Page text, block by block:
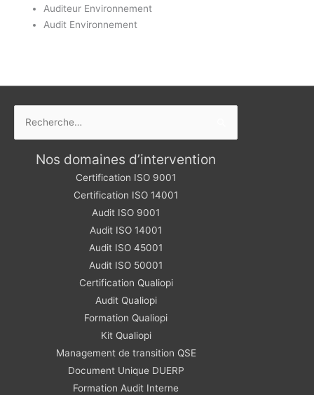
Auditeur Environnement
Audit Environnement
Nos domaines d’intervention
Certification ISO 9001
Certification ISO 14001
Audit ISO 9001
Audit ISO 14001
Audit ISO 45001
Audit ISO 50001
Certification Qualiopi
Audit Qualiopi
Formation Qualiopi
Kit Qualiopi
Management de transition QSE
Document Unique DUERP
Formation Audit Interne